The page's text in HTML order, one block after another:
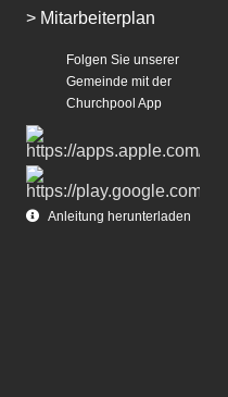
> Mitarbeiterplan
Folgen Sie unserer
Gemeinde mit der
Churchpool App
Anleitung herunterladen